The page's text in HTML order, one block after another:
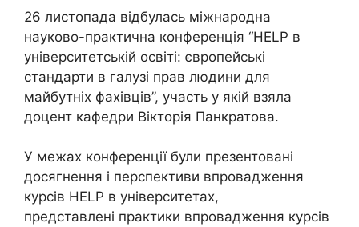
26 листопада відбулась міжнародна
науково-практична конференція “HELP в
університетській освіті: європейські
стандарти в галузі прав людини для
майбутніх фахівців”, участь у якій взяла
доцент кафедри Вікторія Панкратова.
У межах конференції були презентовані
досягнення і перспективи впровадження
курсів HELP в університетах,
представлені практики впровадження курсів